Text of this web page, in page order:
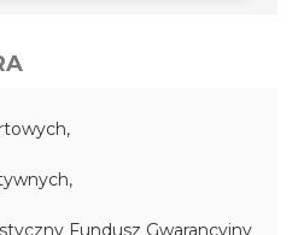
Fundusz Gwarancyjny